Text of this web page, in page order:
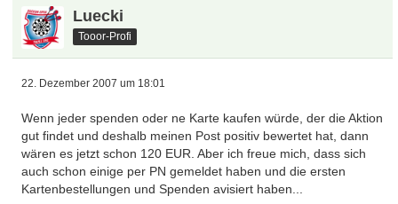
Luecki
Tooor-Profi
22. Dezember 2007 um 18:01
Wenn jeder spenden oder ne Karte kaufen würde, der die Aktion
gut findet und deshalb meinen Post positiv bewertet hat, dann
wären es jetzt schon 120 EUR. Aber ich freue mich, dass sich
auch schon einige per PN gemeldet haben und die ersten
Kartenbestellungen und Spenden avisiert haben...